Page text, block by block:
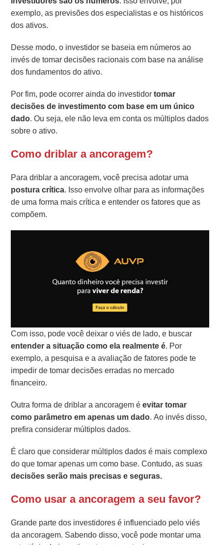
exemplo, as previsões dos especialistas e os históricos
dos ativos.
Desse modo, o investidor se baseia em números ao
invés de tomar decisões racionais com base na análise
dos fundamentos do ativo.
Por fim, pode ocorrer ainda do investidortomar
decisões de investimento com base em um único
dado. Ou seja, ele não leva em conta os múltiplos dados
sobre o ativo.
Como driblar a ancoragem?
Para driblar a ancoragem, você precisa adotar uma
postura crítica. Isso envolve olhar para as informações
de uma forma mais crítica e entender os fatores que as
compõem.
Com isso, pode você deixar o viés de lado, e buscar
entender a situação como ela realmente é. Por
exemplo, a pesquisa e a avaliação de fatores pode te
impedir de tomar decisões erradas no mercado
financeiro.
Outra forma de driblar a ancoragem éevitar tomar
como parâmetro em apenas um dado. Ao invés disso,
prefira considerar múltiplos dados.
É claro que considerar múltiplos dados é mais complexo
do que tomar apenas um como base. Contudo, as suas
decisões serão mais precisas e seguras.
Como usar a ancoragem a seu favor?
Grande parte dos investidores é influenciado pelo viés
da ancoragem. Sabendo disso, você pode montar uma